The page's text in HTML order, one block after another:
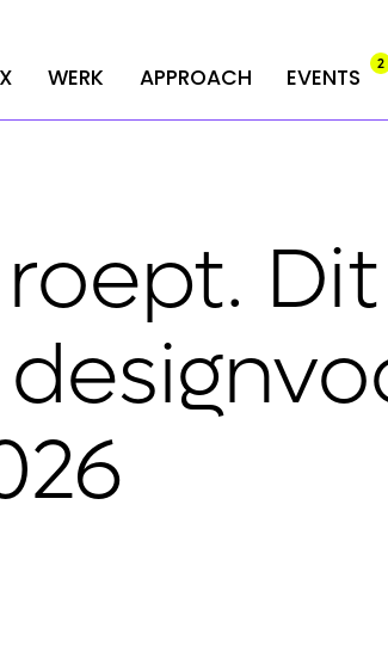
WERK APPROACH EVENTS 2
WERK APPROACH EVENTS 2